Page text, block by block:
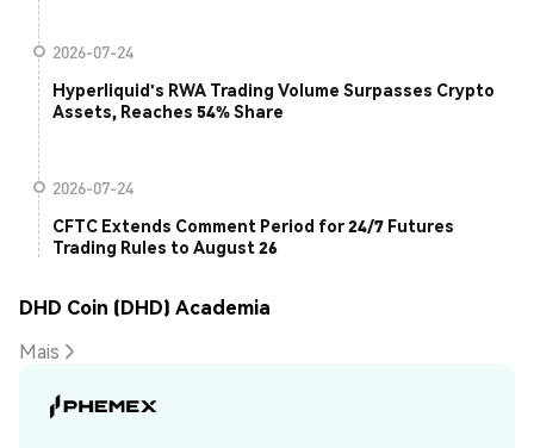
2026-07-24
Hyperliquid's RWA Trading Volume Surpasses Crypto
Assets, Reaches 54% Share
2026-07-24
CFTC Extends Comment Period for 24/7 Futures
Trading Rules to August 26
DHD Coin (DHD) Academia
Mais